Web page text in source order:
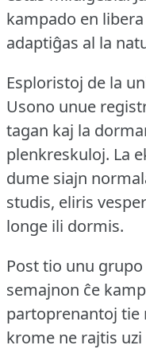
kampado en
adaptiĝas al la
Esploristoj de la
Usono unue
tagan kaj la
plenkreskuloj. La
dume siajn
studis, eliris
longe ili dormis.
Post tio unu
semajnon ĉe
partoprenantoj tie
krome ne rajtis